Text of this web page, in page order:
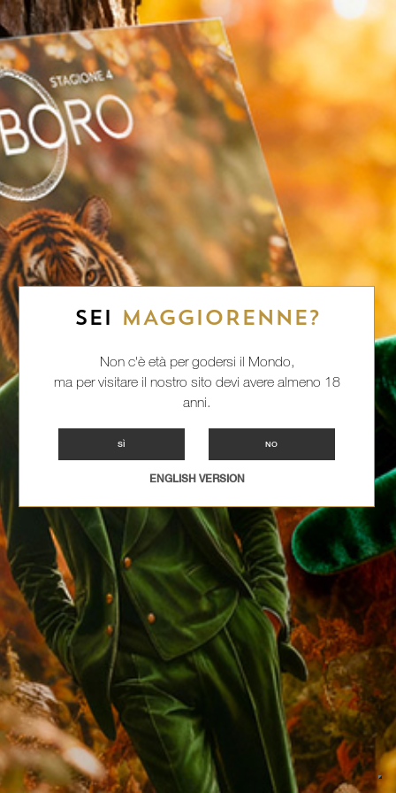
SEI MAGGIORENNE?
Non c'è età per godersi il Mondo,
ma per visitare il nostro sito devi avere almeno 18
anni.
SÌ NO
ENGLISH VERSION